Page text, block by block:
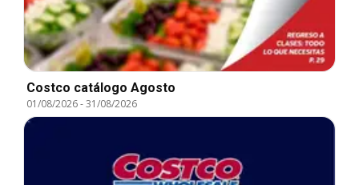
Costco catálogo Agosto
01/08/2026-31/08/2026